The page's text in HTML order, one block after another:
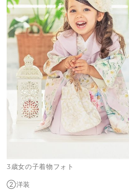
3歳女の子着物フォト
②洋装